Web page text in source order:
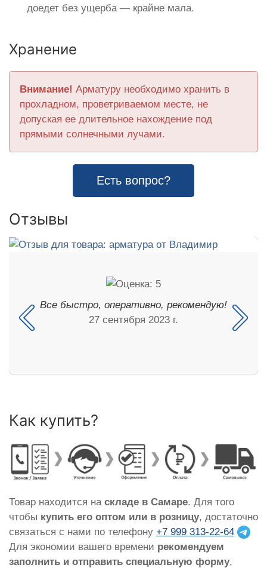
доедет без ущерба — крайне мала.
Хранение
Внимание! Арматуру необходимо хранить в
прохладном, проветриваемом месте, не
допуская ее длительное нахождение под
прямыми солнечными лучами.
Есть вопрос?
Отзывы
Все быстро, оперативно, рекомендую!
27 сентября 2023 г.
Как купить?
Товар находится на складе в Самаре. Для того
чтобы купить его оптом или в розницу, достаточно
связаться с нами по телефону +7 999 313-22-64
Для экономии вашего времени рекомендуем
заполнить и отправить специальную форму,